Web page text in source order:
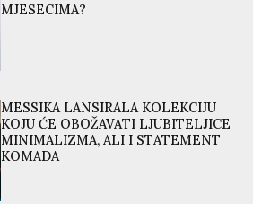
MJESECIMA?
MESSIKA LANSIRALA KOLEKCIJU
KOJU ĆE OBOŽAVATI LJUBITELJICE
MINIMALIZMA, ALI I STATEMENT
KOMADA